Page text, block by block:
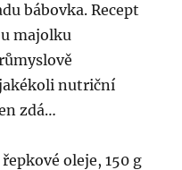
hranolky
bábovka. Recept
majolku
nutriční
zdá…
oleje, 150 g